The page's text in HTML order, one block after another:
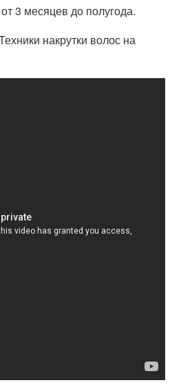
3 месяцев до полугода.
накрутки волос на